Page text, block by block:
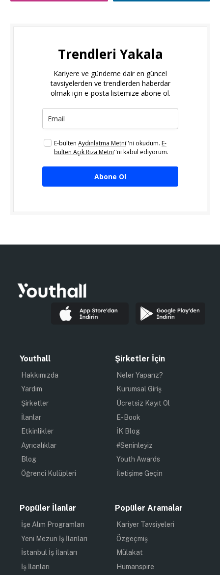
Trendleri Yakala
Kariyere ve gündeme dair en güncel
tavsiyelerden ve trendlerden haberdar
olmak için e-posta listemize abone ol.
E-bülten Aydınlatma Metni''ni okudum. E-
bülten Açık Rıza Metni''ni kabul ediyorum.
Abone Ol
Youthall
Hakkımızda
Yardım
Şirketler
İlanlar
Etkinlikler
Ayrıcalıklar
Blog
Öğrenci Kulüpleri
Şirketler İçin
Neler Yaparız?
Kurumsal Giriş
Ücretsiz Kayıt Ol
E-Book
İK Blog
#Seninleyiz
Youth Awards
İletişime Geçin
Popüler İlanlar
İşe Alım Programları
Yeni Mezun İş İlanları
İstanbul İş İlanları
İş İlanları
Popüler Aramalar
Kariyer Tavsiyeleri
Özgeçmiş
Mülakat
Humanspire